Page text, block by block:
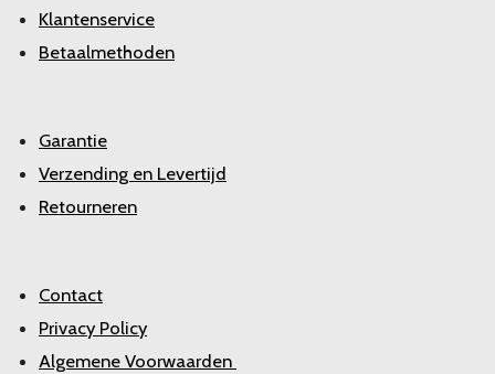
Klantenservice
Betaalmethoden
Garantie
Verzending en Levertijd
Retourneren
Contact
Privacy Policy
Algemene Voorwaarden